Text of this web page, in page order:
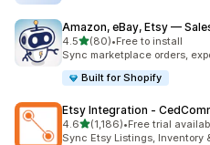
Amazon, eBay, Etsy —
4.5별 5개 중
(80)
총 리뷰 80개
•Free to install
Sync marketplace orders,
Built for Shopify
Etsy Integration ‑
4.6별 5개 중
(1,186)
총 리뷰 1186개
•Free trial
Sync Etsy Listings, Inventory